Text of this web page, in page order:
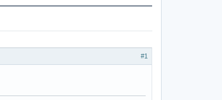
#1